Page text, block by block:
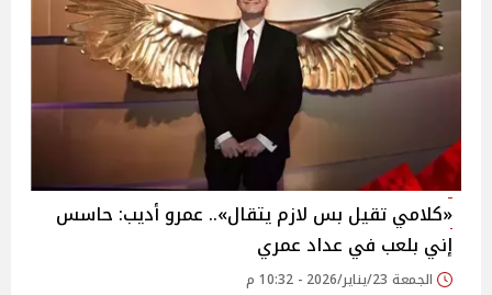
«كلامي تقيل بس لازم يتقال».. عمرو أديب: حاسس
إني بلعب في عداد عمري
الجمعة 23/يناير/2026 - 10:32 م